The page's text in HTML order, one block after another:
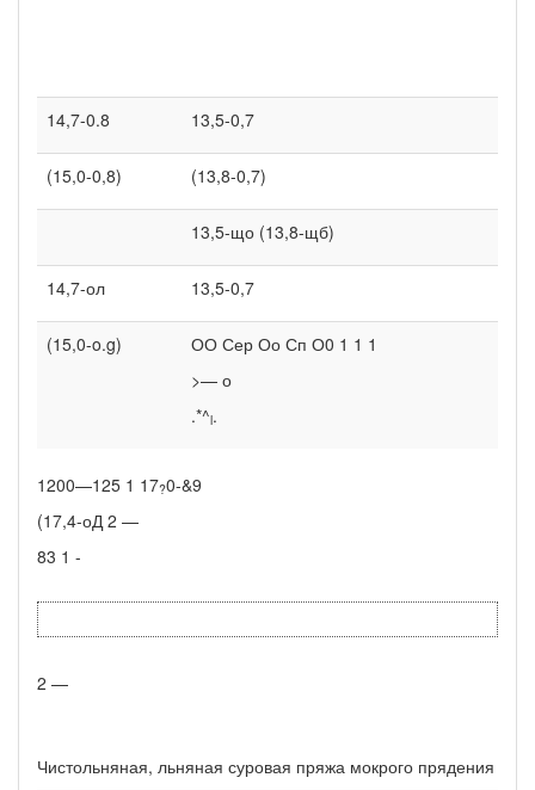
14,7-0.8 13,5-0,7
(15,0-0,8) (13,8-0,7)
13,5-що (13,8-щб)
14,7-ол 13,5-0,7
(15,0-o.g)
ОО Сер Оо Сп О0 1 1 1
>— о
.*^l.
1200—125 1 17?0-&9
(17,4-оД 2 —
83 1 -
2 —
Чистольняная, льняная суровая пряжа мокрого прядения